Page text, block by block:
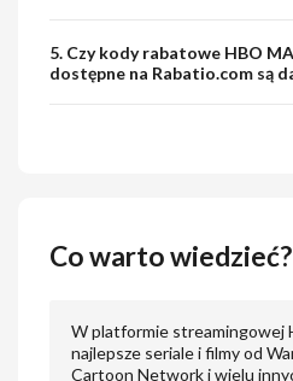
5. Czy kody rabatowe HBO
dostępne na Rabatio.com są
Co warto wiedzieć?
W platformie streamingowej
najlepsze seriale i filmy od
Cartoon Network i wielu